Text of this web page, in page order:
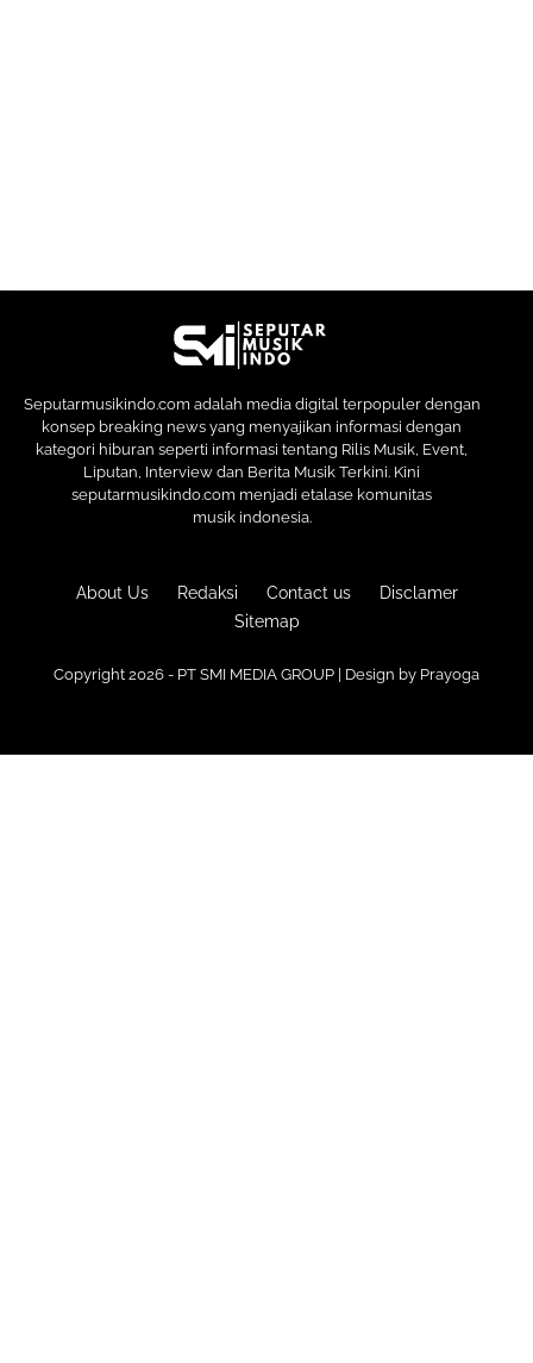
Seputarmusikindo.com adalah media digital terpopuler dengan
konsep breaking news yang menyajikan informasi dengan
kategori hiburan seperti informasi tentang Rilis Musik, Event,
Liputan, Interview dan Berita Musik Terkini. Kini
seputarmusikindo.com menjadi etalase komunitas
musik indonesia.
Copyright 2026 - PT SMI MEDIA GROUP | Design by Prayoga
About Us Redaksi Contact us
Disclamer
Sitemap